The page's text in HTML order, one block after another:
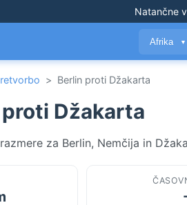
Natančne
Afrika ▼
> Berlin proti Džakarta
Džakarta
za Berlin, Nemčija in